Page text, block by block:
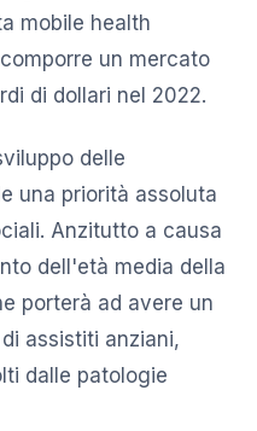
mobile health
un mercato
di dollari nel 2022.
delle
una priorità assoluta
Anzitutto a causa
dell'età media della
porterà ad avere un
assistiti anziani,
dalle patologie